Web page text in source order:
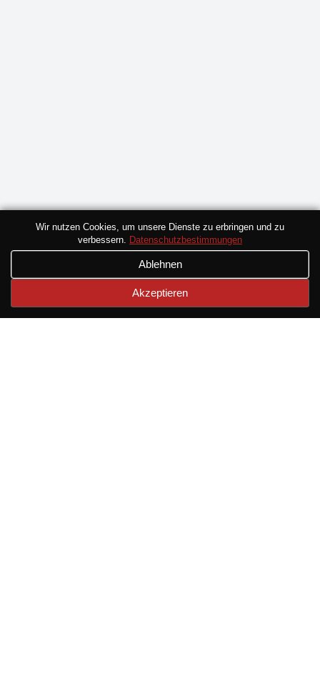
Wir nutzen Cookies, um unsere Dienste zu erbringen und zu
verbessern. Datenschutzbestimmungen
Ablehnen
Akzeptieren